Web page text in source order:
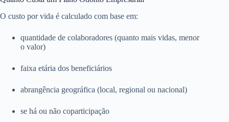
O custo por vida é calculado com base em:
quantidade de colaboradores (quanto mais vidas, menor
o valor)
faixa etária dos beneficiários
abrangência geográfica (local, regional ou nacional)
se há ou não coparticipação